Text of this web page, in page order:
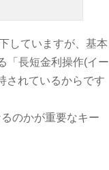
していますが、基本
「長短金利操作(イー
されているからです
のかが重要なキー